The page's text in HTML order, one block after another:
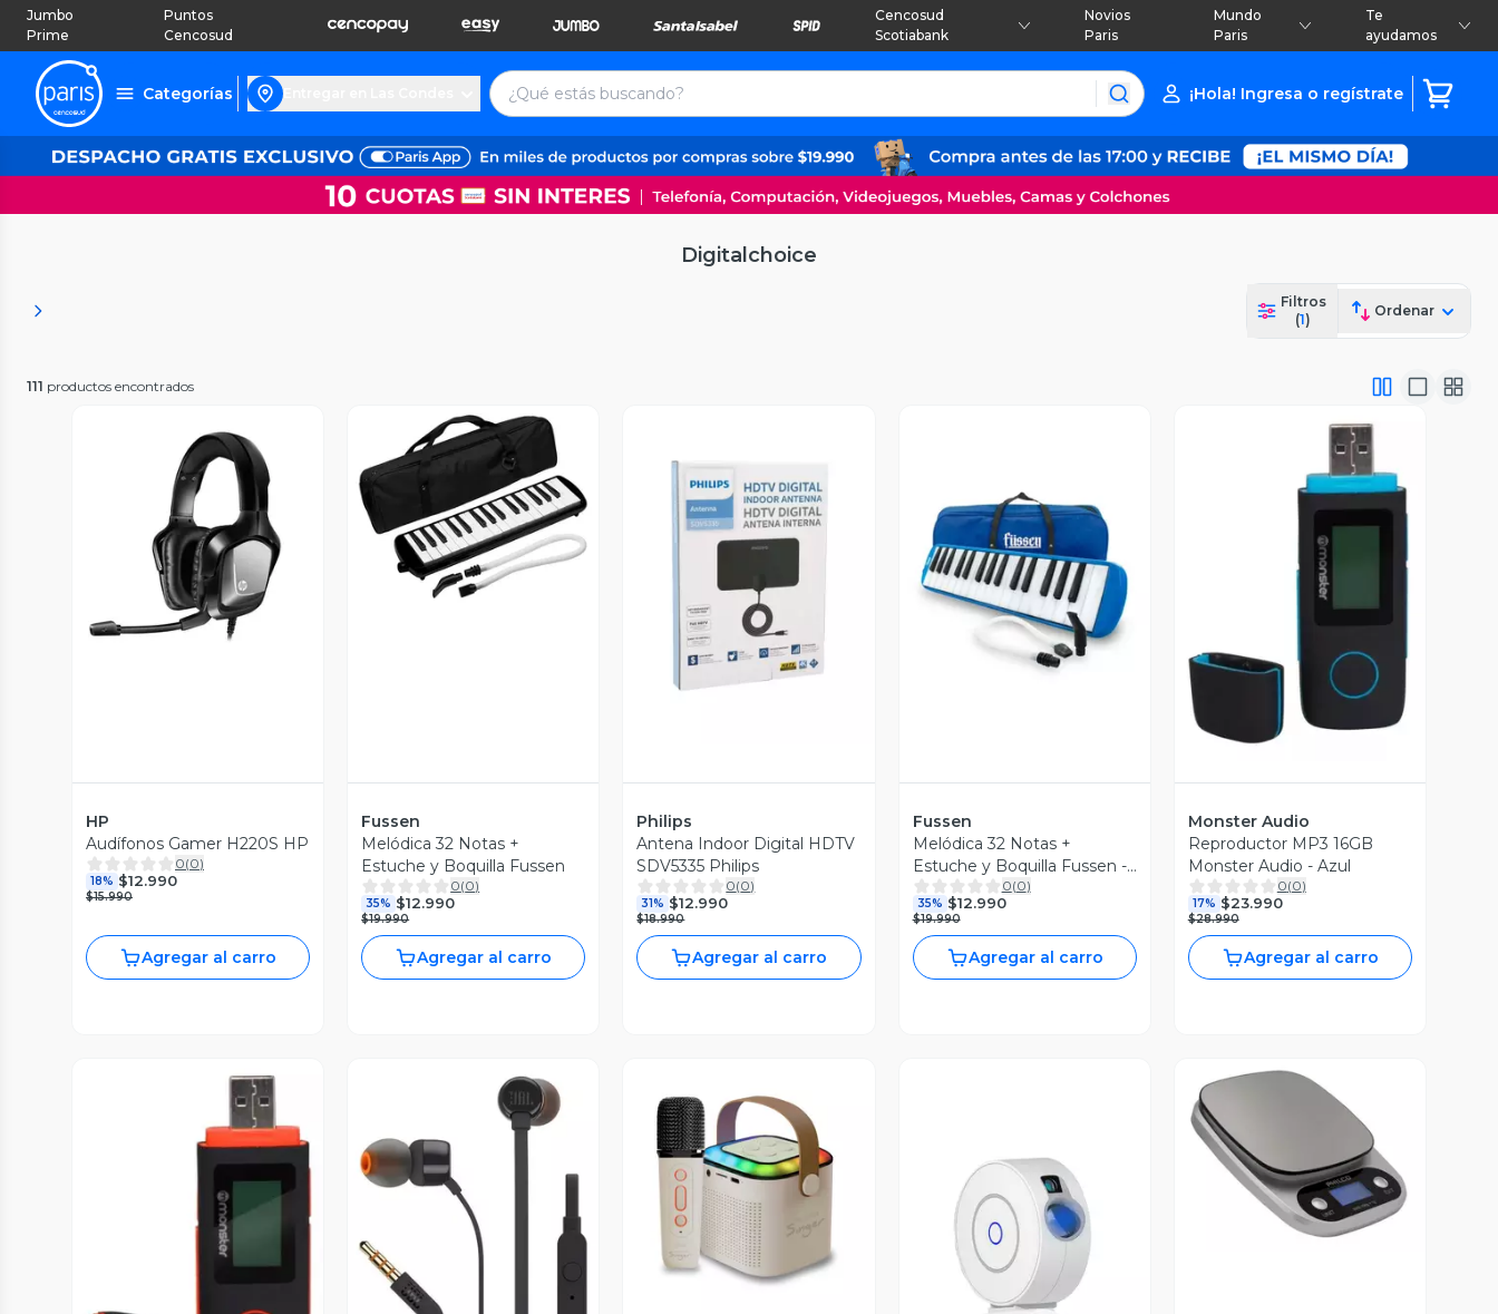
Jumbo
Prime
Puntos
Cencosud
Cencosud
Scotiabank
Novios
Paris
Mundo
Paris
Te
ayudamos
Categorías ¡Hola! Ingresa o regístrate
Digitalchoice
Filtros
(1)
Ordenar
111 productos encontrados
Vista Previa
HP
Audífonos Gamer H220S HP
0(0)
18% $12.990
$15.990
Agregar al carro
Vista Previa
Fussen
Melódica 32 Notas +
Estuche y Boquilla Fussen
0(0)
35% $12.990
$19.990
Agregar al carro
Vista Previa
Philips
Antena Indoor Digital HDTV
SDV5335 Philips
0(0)
31% $12.990
$18.990
Agregar al carro
Vista Previa
Fussen
Melódica 32 Notas +
Estuche y Boquilla Fussen -
Azul
0(0)
35% $12.990
$19.990
Agregar al carro
Vista Previa
Monster Audio
Reproductor MP3 16GB
Monster Audio - Azul
0(0)
17% $23.990
$28.990
Agregar al carro
Vista Previa
Vista Previa
Vista Previa
Vista Previa